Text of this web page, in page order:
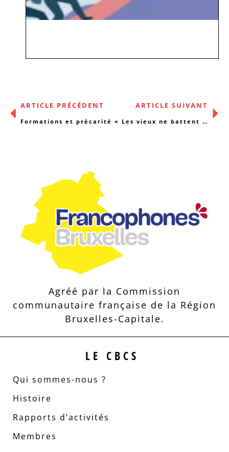
ARTICLE PRÉCÉDENT
Formations et précarité
ARTICLE SUIVANT
« Les vieux ne battent pas en retraite »
Agréé par la Commission
communautaire française de la Région
Bruxelles-Capitale.
LE CBCS
Qui sommes-nous ?
Histoire
Rapports d’activités
Membres